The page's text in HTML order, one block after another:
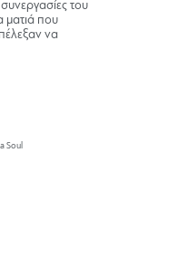
συνεργασίες του
ματιά που
να
Soul